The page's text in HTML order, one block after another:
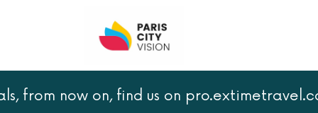
from now on, find us on